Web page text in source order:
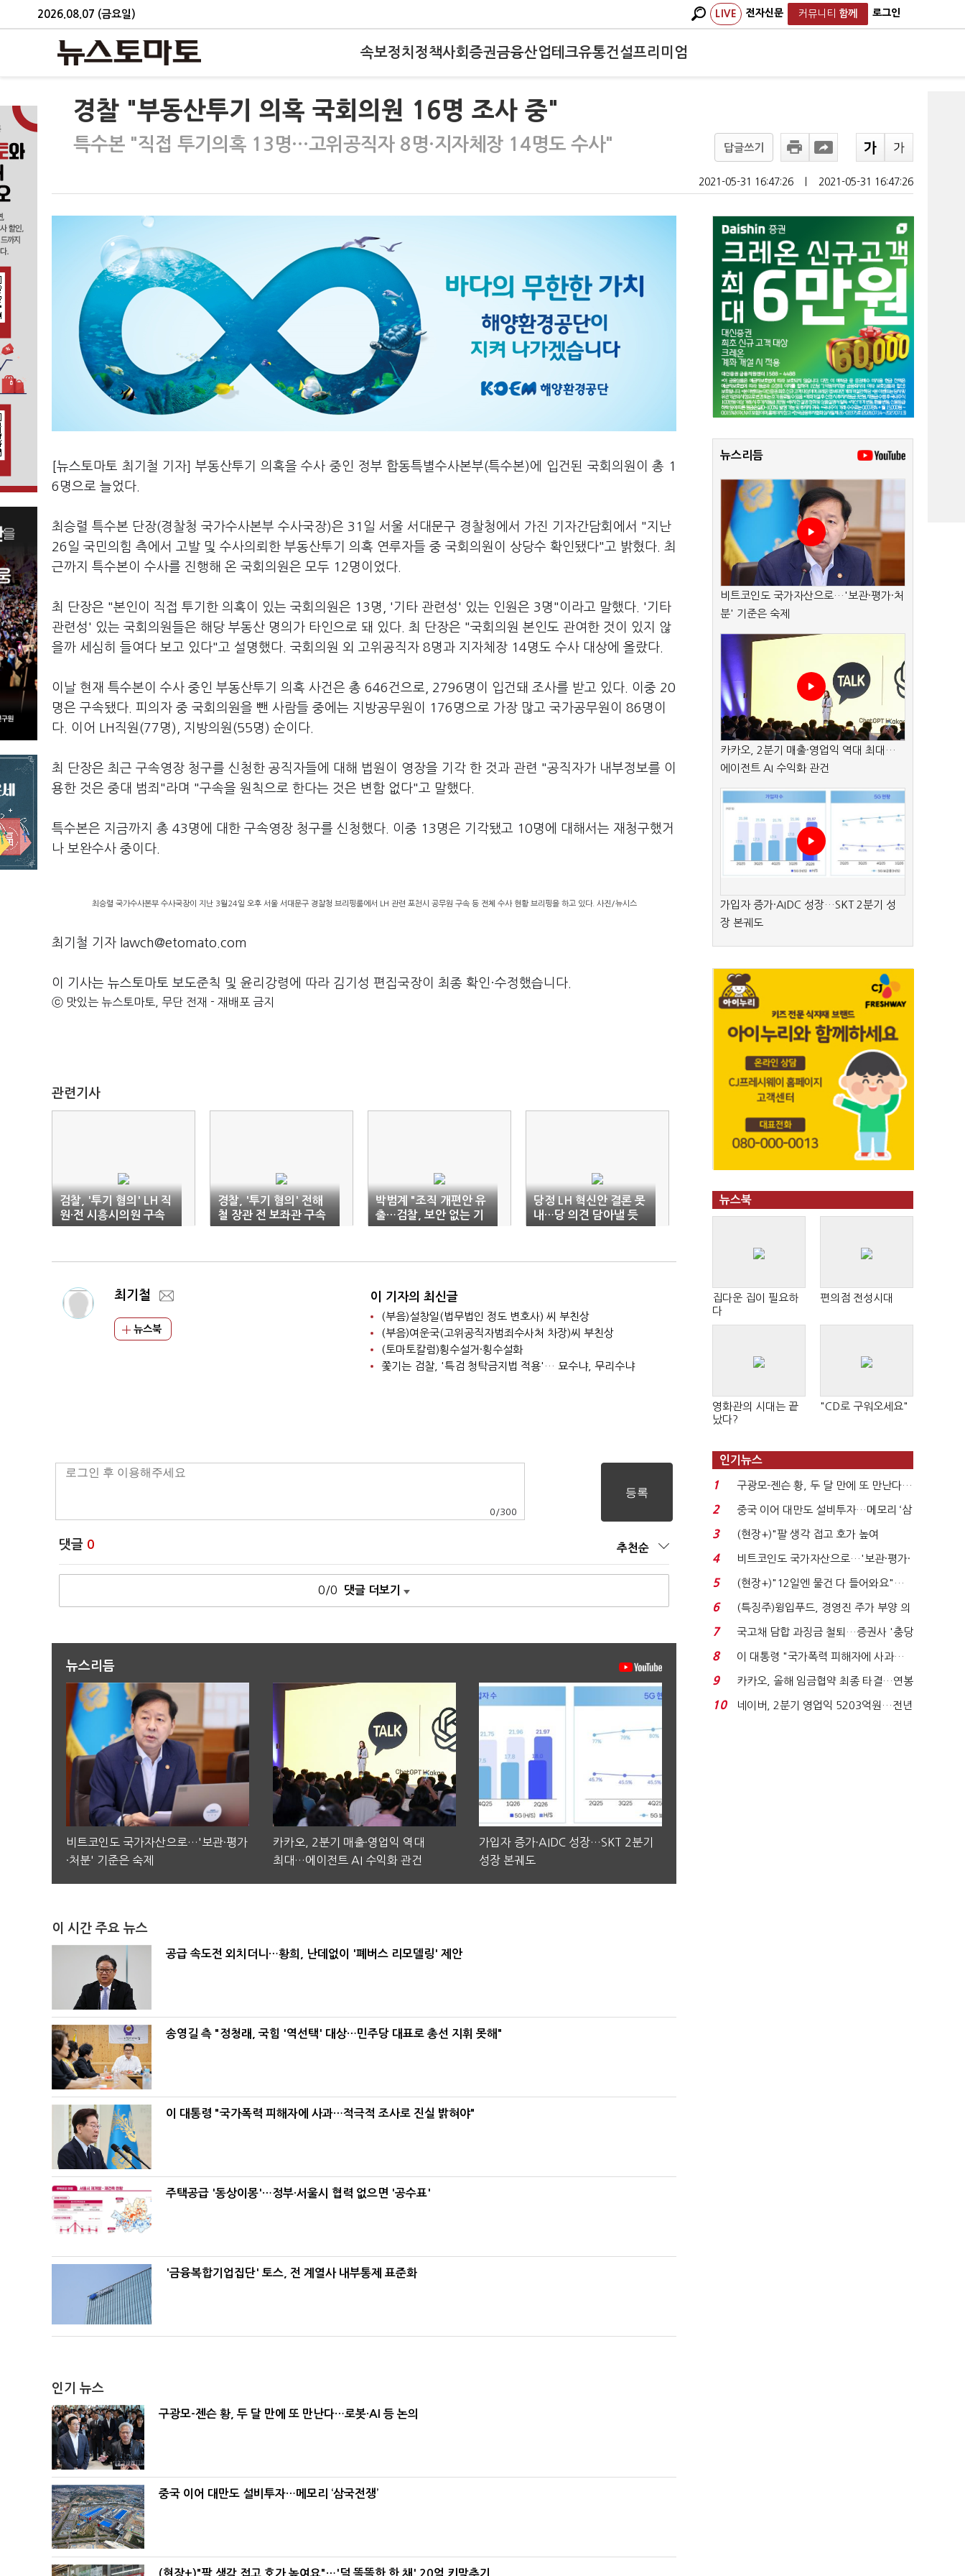
2026.08.07 (금요일) LIVE 전자신문 커뮤니티 함께 로그인
속보정치 정책사회 증권금융산업테크유통건설프리미엄
경찰 "부동산투기 의혹 국회의원 16명 조사 중"
특수본 "직접 투기의혹 13명…고위공직자 8명·지자체장 14명도 수사" 답글쓰기
2021-05-31 16:47:26 2021-05-31 16:47:26
[뉴스토마토 최기철 기자] 부동산투기 의혹을 수사 중인 정부 합동특별수사본부(특수본)에 입건된 국회의원이 총 1
6명으로 늘었다.
최승렬 특수본 단장(경찰청 국가수사본부 수사국장)은 31일 서울 서대문구 경찰청에서 가진 기자간담회에서 "지난
26일 국민의힘 측에서 고발 및 수사의뢰한 부동산투기 의혹 연루자들 중 국회의원이 상당수 확인됐다"고 밝혔다. 최
근까지 특수본이 수사를 진행해 온 국회의원은 모두 12명이었다.
최 단장은 "본인이 직접 투기한 의혹이 있는 국회의원은 13명, '기타 관련성' 있는 인원은 3명"이라고 말했다. '기타
관련성' 있는 국회의원들은 해당 부동산 명의가 타인으로 돼 있다. 최 단장은 "국회의원 본인도 관여한 것이 있지 않
을까 세심히 들여다 보고 있다"고 설명했다. 국회의원 외 고위공직자 8명과 지자체장 14명도 수사 대상에 올랐다.
이날 현재 특수본이 수사 중인 부동산투기 의혹 사건은 총 646건으로, 2796명이 입건돼 조사를 받고 있다. 이중 20
명은 구속됐다. 피의자 중 국회의원을 뺀 사람들 중에는 지방공무원이 176명으로 가장 많고 국가공무원이 86명이
다. 이어 LH직원(77명), 지방의원(55명) 순이다.
최 단장은 최근 구속영장 청구를 신청한 공직자들에 대해 법원이 영장을 기각 한 것과 관련 "공직자가 내부정보를 이
용한 것은 중대 범죄"라며 "구속을 원칙으로 한다는 것은 변함 없다"고 말했다.
특수본은 지금까지 총 43명에 대한 구속영장 청구를 신청했다. 이중 13명은 기각됐고 10명에 대해서는 재청구했거
나 보완수사 중이다.
최승렬 국가수사본부 수사국장이 지난 3월24일 오후 서울 서대문구 경찰청 브리핑룸에서 LH 관련 포천시 공무원 구속 등 전체 수사 현황 브리핑을 하고 있다. 사진/뉴시스
최기철 기자 lawch@etomato.com
이 기사는 뉴스토마토 보도준칙 및 윤리강령에 따라 김기성 편집국장이 최종 확인·수정했습니다.
ⓒ 맛있는 뉴스토마토, 무단 전재 - 재배포 금지
관련기사
검찰, '투기 혐의' LH 직
원·전 시흥시의원 구속
기소
경찰, '투기 혐의' 전해
철 장관 전 보좌관 구속
박범계 "조직 개편안 유
출…검찰, 보안 없는 기
관"
당정 LH 혁신안 결론 못
내…당 의견 담아낼 듯
최기철
뉴스북
이 기자의 최신글
(부음)설창일(법무법인 정도 변호사) 씨 부친상
(부음)여운국(고위공직자범죄수사처 차장)씨 부친상
(토마토칼럼)횡수설거·횡수설화
쫓기는 검찰, '특검 청탁금지법 적용'… 묘수냐, 무리수냐
0 /300
댓글 0 추천순
0/0 댓글 더보기
뉴스리듬
비트코인도 국가자산으로…'보관·평가
·처분' 기준은 숙제
카카오, 2분기 매출·영업익 역대
최대…에이전트 AI 수익화 관건
가입자 증가·AIDC 성장…SKT 2분기
성장 본궤도
이 시간 주요 뉴스
공급 속도전 외치더니…황희, 난데없이 '폐버스 리모델링' 제안
송영길 측 "정청래, 국힘 '역선택' 대상…민주당 대표로 총선 지휘 못해"
이 대통령 "국가폭력 피해자에 사과…적극적 조사로 진실 밝혀야"
주택공급 '동상이몽'…정부·서울시 협력 없으면 '공수표'
'금융복합기업집단' 토스, 전 계열사 내부통제 표준화
인기 뉴스
구광모-젠슨 황, 두 달 만에 또 만난다…로봇·AI 등 논의
중국 이어 대만도 설비투자…메모리 ‘삼국전쟁’
(현장+)"팔 생각 접고 호가 높여요"…'덜 똘똘한 한 채' 20억 키맞추기
뉴스리듬
비트코인도 국가자산으로…'보관·평가·처
분' 기준은 숙제
카카오, 2분기 매출·영업익 역대 최대…
에이전트 AI 수익화 관건
가입자 증가·AIDC 성장…SKT 2분기 성
장 본궤도
뉴스북
집다운 집이 필요하
다
편의점 전성시대
영화관의 시대는 끝
났다?
"CD로 구워오세요"
인기뉴스
1
구광모-젠슨 황, 두 달 만에 또 만난다…
로봇·AI 등 논...
2
중국 이어 대만도 설비투자…메모리 ‘삼
국전쟁’
3
(현장+)"팔 생각 접고 호가 높여
요"…'덜 똘똘한 한 채' 20...
4
비트코인도 국가자산으로…'보관·평가·
처분' 기준은 ...
5
(현장+)"12일엔 물건 다 들어와요"…
빈 매대 채우며 문 연 ...
6
(특징주)윙입푸드, 경영진 주가 부양 의
지에 상한가...
7
국고채 담합 과징금 철퇴…증권사 '충당
금 폭탄' 우려...
8
이 대통령 "국가폭력 피해자에 사과…
적극적 조사로 진...
9
카카오, 올해 임금협약 최종 타결…연봉
6.3% 인상·격려...
10
네이버, 2분기 영업익 5203억원…전년